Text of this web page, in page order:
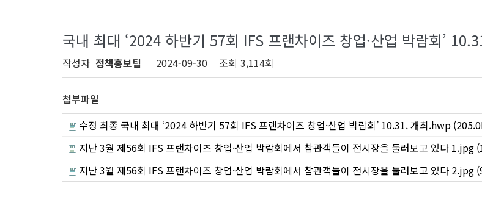
국내 최대 ‘2024 하반기 57회 IFS 프랜차이즈 창업·산업 박람회’
작성자 정책홍보팀 2024-09-30 조회 3,114회
첨부파일
수정 최종 국내 최대 ‘2024 하반기 57회 IFS 프랜차이즈 창업·산업 박람회’ 10.31. 개최.hwp
지난 3월 제56회 IFS 프랜차이즈 창업·산업 박람회에서 참관객들이 전시장을 둘러보고 있다 1.jpg
지난 3월 제56회 IFS 프랜차이즈 창업·산업 박람회에서 참관객들이 전시장을 둘러보고 있다 2.jpg